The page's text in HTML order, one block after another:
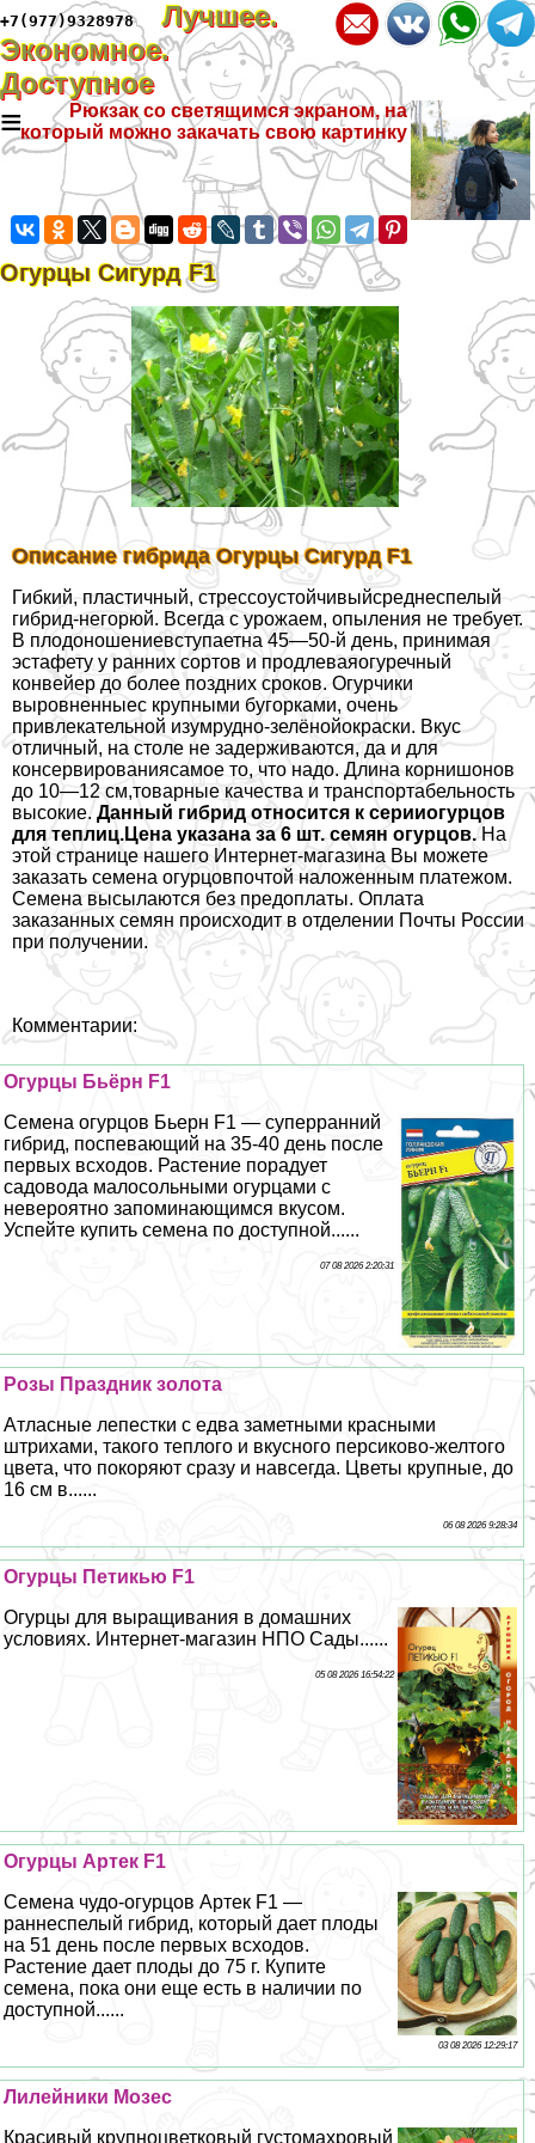
+7(977)9328978
Лучшее.
Экономное.
Доступное
≡
Рюкзак со светящимся экраном, на
который можно закачать свою картинку
Огурцы Сигурд F1
Описание гибрида Огурцы Сигурд F1
Гибкий, пластичный, стрессоустойчивыйсреднеспелый
гибрид-негорюй. Всегда с урожаем, опыления не требует.
В плодоношениевступаетна 45—50-й день, принимая
эстафету у ранних сортов и продлеваяогуречный
конвейер до более поздних сроков. Огурчики
выровненныес крупными бугорками, очень
привлекательной изумрудно-зелёнойокраски. Вкус
отличный, на столе не задерживаются, да и для
консервированиясамое то, что надо. Длина корнишонов
до 10—12 см,товарные качества и трaнcпортабельность
высокие. Данный гибрид относится к серииогурцов
для теплиц.Цена указана за 6 шт. семян огурцов.На
этой странице нашего Интернет-магазина Вы можете
заказать семена огурцовпочтой наложенным платежом.
Семена высылаются без предоплаты. Оплата
заказанных семян происходит в отделении Почты России
при получении.
Комментарии:
Огурцы Бьёрн F1
Семена огурцов Бьерн F1 — суперранний
гибрид, поспевающий на 35-40 день после
первых всходов. Растение порадует
садовода малосольными огурцами с
невероятно запоминающимся вкусом.
Успейте купить семена по доступной......
07 08 2026 2:20:31
Розы Праздник золота
Атласные лепестки с едва заметными красными
штрихами, такого теплого и вкусного персиково-желтого
цвета, что покоряют сразу и навсегда. Цветы крупные, до
16 см в......
06 08 2026 9:28:34
Огурцы Петикью F1
Огурцы для выращивания в домашних
условиях. Интернет-магазин НПО Сады......
05 08 2026 16:54:22
Огурцы Артек F1
Семена чудо-огурцов Артек F1 —
раннеспелый гибрид, который дает плоды
на 51 день после первых всходов.
Растение дает плоды до 75 г. Купите
семена, пока они еще есть в наличии по
доступной......
03 08 2026 12:29:17
Лилейники Мозес
Красивый крупноцветковый густомахровый